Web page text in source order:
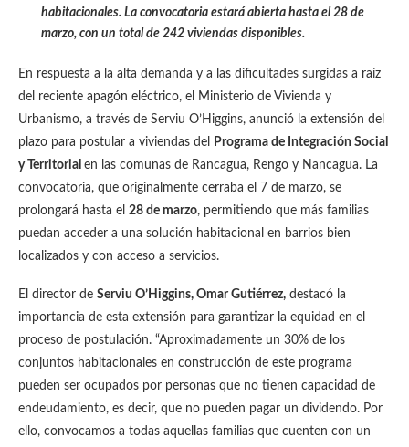
habitacionales. La convocatoria estará abierta hasta el 28 de
marzo, con un total de 242 viviendas disponibles.
En respuesta a la alta demanda y a las dificultades surgidas a raíz
del reciente apagón eléctrico, el Ministerio de Vivienda y
Urbanismo, a través de Serviu O’Higgins, anunció la extensión del
plazo para postular a viviendas del
Programa de Integración Social
y Territorial en las comunas de Rancagua, Rengo y Nancagua. La
convocatoria, que originalmente cerraba el 7 de marzo, se
prolongará hasta el 28 de marzo, permitiendo que más familias
puedan acceder a una solución habitacional en barrios bien
localizados y con acceso a servicios.
El director de Serviu O’Higgins, Omar Gutiérrez, destacó la
importancia de esta extensión para garantizar la equidad en el
proceso de postulación. “Aproximadamente un 30% de los
conjuntos habitacionales en construcción de este programa
pueden ser ocupados por personas que no tienen capacidad de
endeudamiento, es decir, que no pueden pagar un dividendo. Por
ello, convocamos a todas aquellas familias que cuenten con un